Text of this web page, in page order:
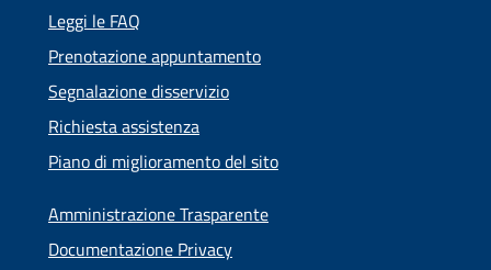
Leggi le FAQ
Prenotazione appuntamento
Segnalazione disservizio
Richiesta assistenza
Piano di miglioramento del sito
Amministrazione Trasparente
Documentazione Privacy